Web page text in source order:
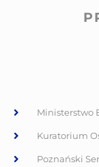
Ministerstwo
Kuratorium
Poznański